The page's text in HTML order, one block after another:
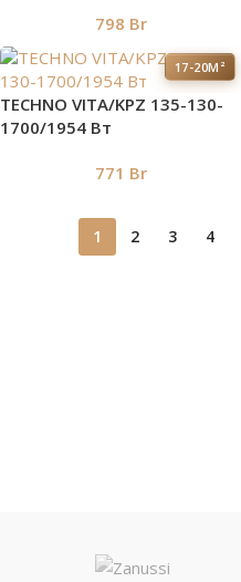
798 Br
17-20М²
TECHNO VITA/KPZ 135-130-
1700/1954 Вт
771 Br
1 2 3 4